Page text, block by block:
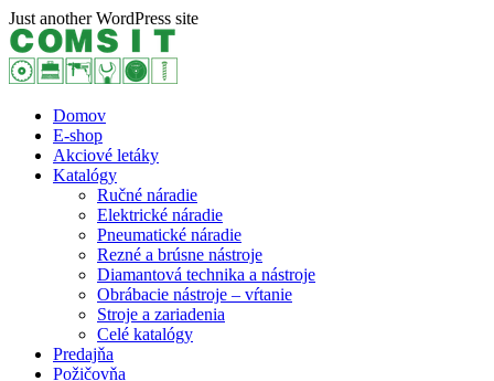
Skip
to
content
Just another WordPress site
Domov
E-shop
Akciové letáky
Katalógy
Ručné náradie
Elektrické náradie
Pneumatické náradie
Rezné a brúsne nástroje
Diamantová technika a nástroje
Obrábacie nástroje – vŕtanie
Stroje a zariadenia
Celé katalógy
Predajňa
Požičovňa